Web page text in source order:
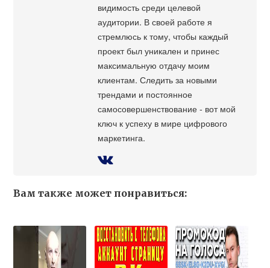
видимость среди целевой
аудитории. В своей работе я
стремлюсь к тому, чтобы каждый
проект был уникален и принес
максимальную отдачу моим
клиентам. Следить за новыми
трендами и постоянное
самосовершенствование - вот мой
ключ к успеху в мире цифрового
маркетинга.
Вам также может понравиться: